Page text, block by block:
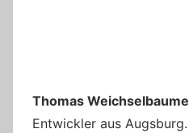
Thomas
Entwickler aus